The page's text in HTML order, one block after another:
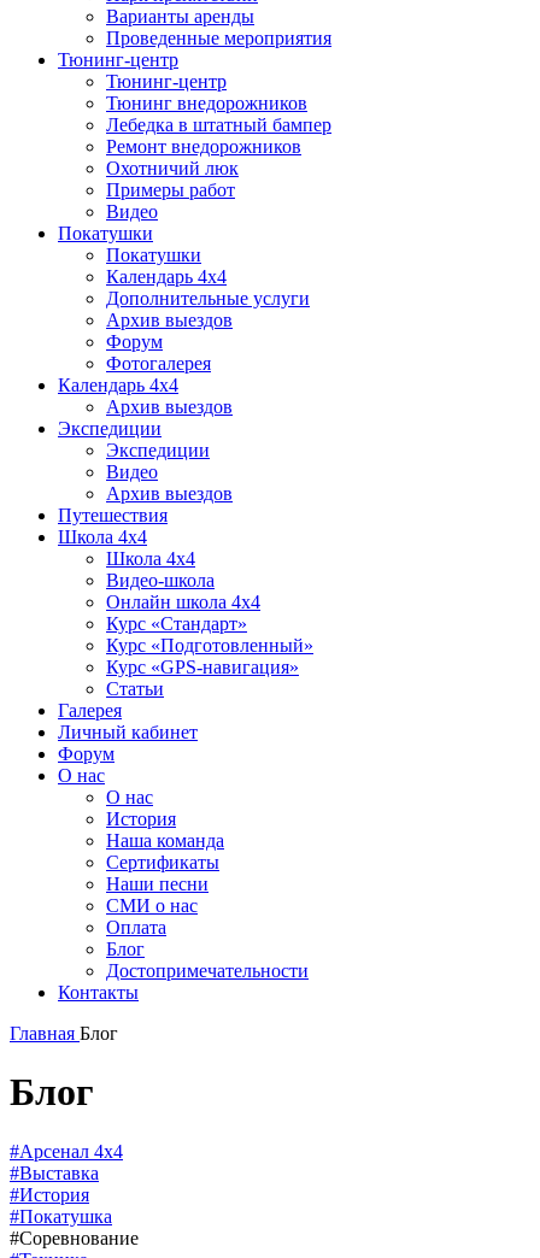
Варианты аренды
Проведенные мероприятия
Тюнинг-центр
Тюнинг-центр
Тюнинг внедорожников
Лебедка в штатный бампер
Ремонт внедорожников
Охотничий люк
Примеры работ
Видео
Покатушки
Покатушки
Календарь 4х4
Дополнительные услуги
Архив выездов
Форум
Фотогалерея
Календарь 4х4
Архив выездов
Экспедиции
Экспедиции
Видео
Архив выездов
Путешествия
Школа 4х4
Школа 4х4
Видео-школа
Онлайн школа 4х4
Курс «Стандарт»
Курс «Подготовленный»
Курс «GPS-навигация»
Статьи
Галерея
Личный кабинет
Форум
О нас
О нас
История
Наша команда
Сертификаты
Наши песни
СМИ о нас
Оплата
Блог
Достопримечательности
Контакты
Главная Блог
Блог
#Арсенал 4х4
#Выставка
#История
#Покатушка
#Соревнование